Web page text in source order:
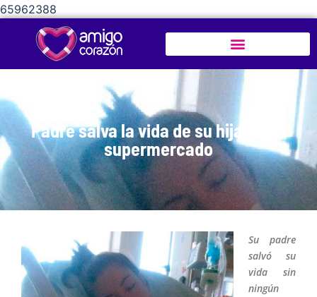
65962388
Padre salva la vida de su hija en un
supermercado
Su padre
salvó su
vida sin
ningún